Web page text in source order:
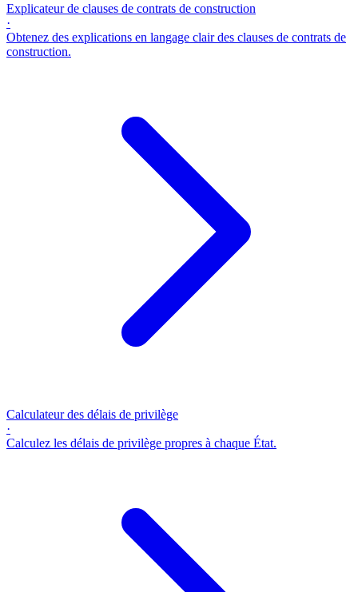
Explicateur de clauses de contrats de construction
·
Obtenez des explications en langage clair des clauses de contrats de
construction.
Calculateur des délais de privilège
·
Calculez les délais de privilège propres à chaque État.